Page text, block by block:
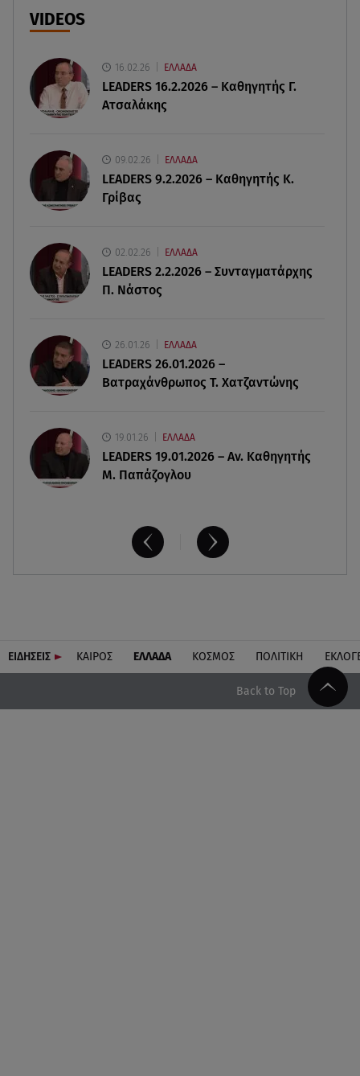
Τζο Μπάιντεν: Ο καρκίνος έχει εξαπλωθεί - Η
ανακοίνωση του γιου του
ανάρτηση με τον γιο της
08.08.26 , 16:52
Δανάη Μπακογιάννη: Η κόρη του Κώστα
08.08.26 , 16:45
Πένθος για τον Λιονέλ Μέσι - Πέθανε ο πατέρας
του Χόρχε στα 68 του χρόνια
08.08.26 , 16:07
Ευγενία Σαμαρά: Διακοπάρει με τον Νίκο
Μουτσινά - Πού βρίσκονται;
VIDEOS
16.02.26 ΕΛΛΑΔΑ
LEADERS 16.2.2026 – Καθηγητής Γ.
Ατσαλάκης
09.02.26 ΕΛΛΑΔΑ
LEADERS 9.2.2026 – Καθηγητής Κ.
Γρίβας
02.02.26 ΕΛΛΑΔΑ
LEADERS 2.2.2026 – Συνταγματάρχης
Π. Νάστος
26.01.26 ΕΛΛΑΔΑ
LEADERS 26.01.2026 –
Βατραχάνθρωπος Τ. Χατζαντώνης
19.01.26 ΕΛΛΑΔΑ
LEADERS 19.01.2026 – Αν. Καθηγητής
Μ. Παπάζογλου
ΕΙΔΗΣΕΙΣ ΚΑΙΡΟΣ ΕΛΛΑΔΑ ΚΟΣΜΟΣ ΠΟΛΙΤΙΚΗ
Back to Top